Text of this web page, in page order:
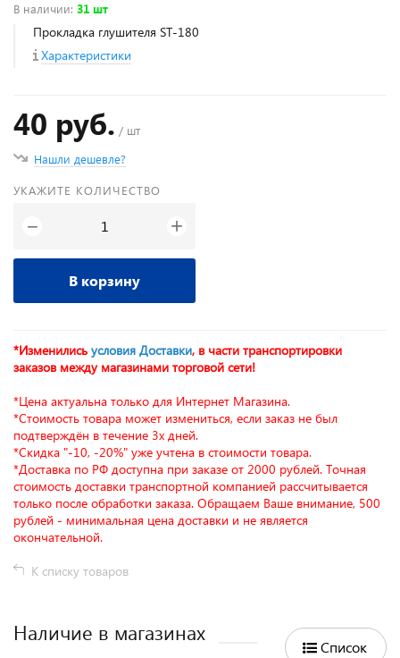
В наличии: 31 шт
Прокладка глушителя ST-180
Характеристики
40 руб. / шт
Нашли дешевле?
УКАЖИТЕ КОЛИЧЕСТВО
− +
В корзину
*Изменились условия Доставки, в части транспортировки
заказов между магазинами торговой сети!
*Цена актуальна только для Интернет Магазина.
*Стоимость товара может измениться, если заказ не был
подтверждён в течение 3х дней.
*Скидка "-10, -20%" уже учтена в стоимости товара.
*Доставка по РФ доступна при заказе от 2000 рублей. Точная
стоимость доставки транспортной компанией рассчитывается
только после обработки заказа. Обращаем Ваше внимание, 500
рублей - минимальная цена доставки и не является
окончательной.
К списку товаров
Наличие в магазинах
Список